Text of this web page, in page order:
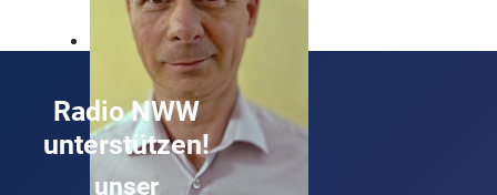
Radio NWW
unterstützen!
unser